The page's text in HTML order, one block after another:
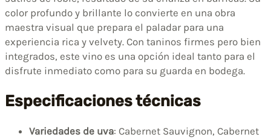
color profundo y brillante lo convierte en una obra
maestra visual que prepara el paladar para una
experiencia rica y velvety. Con taninos firmes pero bien
integrados, este vino es una opción ideal tanto para el
disfrute inmediato como para su guarda en bodega.
Especificaciones técnicas
Variedades de uva: Cabernet Sauvignon, Cabernet